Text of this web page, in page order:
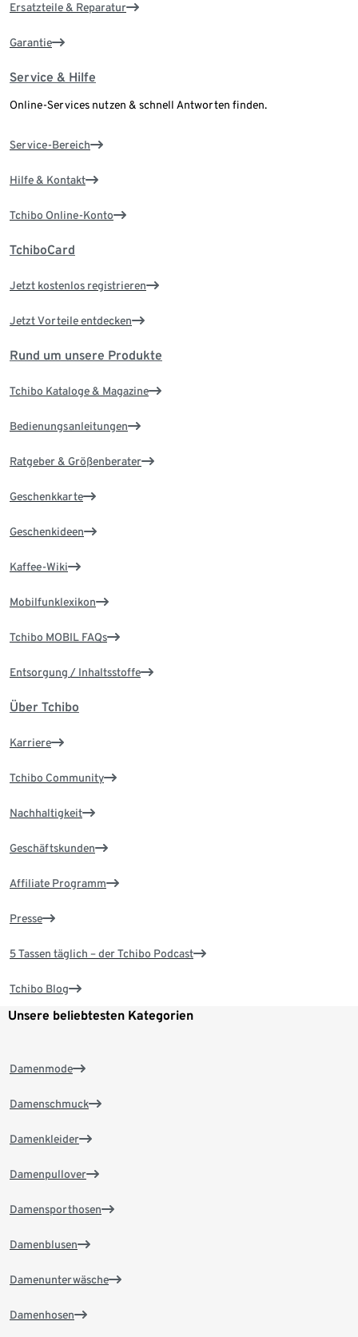
Ersatzteile & Reparatur
Garantie
Service & Hilfe
Online-Services nutzen & schnell Antworten finden.
Service-Bereich
Hilfe & Kontakt
Tchibo Online-Konto
TchiboCard
Jetzt kostenlos registrieren
Jetzt Vorteile entdecken
Rund um unsere Produkte
Tchibo Kataloge & Magazine
Bedienungsanleitungen
Ratgeber & Größenberater
Geschenkkarte
Geschenkideen
Kaffee-Wiki
Mobilfunklexikon
Tchibo MOBIL FAQs
Entsorgung / Inhaltsstoffe
Über Tchibo
Karriere
Tchibo Community
Nachhaltigkeit
Geschäftskunden
Affiliate Programm
Presse
5 Tassen täglich – der Tchibo Podcast
Tchibo Blog
Unsere beliebtesten Kategorien
Damenmode
Damenschmuck
Damenkleider
Damenpullover
Damensporthosen
Damenblusen
Damenunterwäsche
Damenhosen